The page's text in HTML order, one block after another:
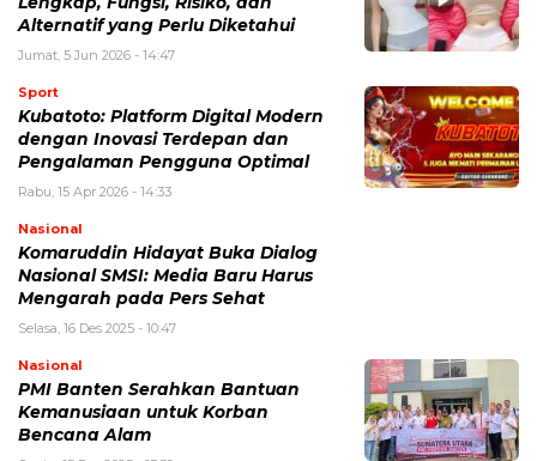
Alternatif yang Perlu Diketahui
Jumat, 5 Jun 2026 - 14:47
Sport
Kubatoto: Platform Digital Modern
dengan Inovasi Terdepan dan
Pengalaman Pengguna Optimal
Rabu, 15 Apr 2026 - 14:33
Nasional
Komaruddin Hidayat Buka Dialog
Nasional SMSI: Media Baru Harus
Mengarah pada Pers Sehat
Selasa, 16 Des 2025 - 10:47
Nasional
PMI Banten Serahkan Bantuan
Kemanusiaan untuk Korban
Bencana Alam